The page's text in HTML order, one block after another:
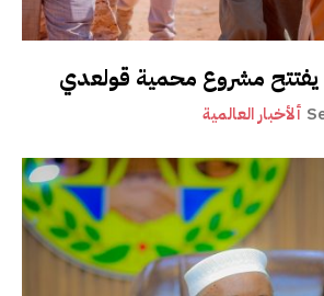
يفتتح مشروع محمية قولعدي
ألأخبار العالمية